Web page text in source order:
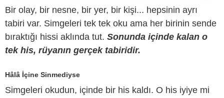
Bir olay, bir nesne, bir yer, bir kişi... hepsinin ayrı
tabiri var. Simgeleri tek tek oku ama her birinin sende
bıraktığı hissi aklında tut. Sonunda içinde kalan o
tek his, rüyanın gerçek tabiridir.
Hâlâ İçine Sinmediyse
Simgeleri okudun, içinde bir his kaldı. O his iyiye mi